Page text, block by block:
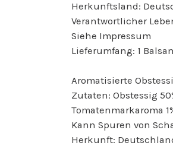
Herkunftsland:
Verantwortlicher
Siehe Impressum
Lieferumfang: 1
Aromatisierte
Zutaten: Obstessig
Tomatenmarkaroma
Kann Spuren von
Herkunft: